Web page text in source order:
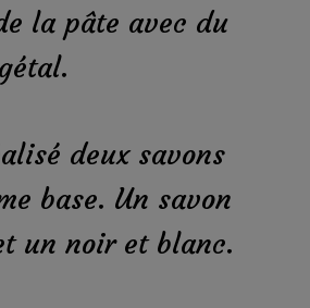
la pâte avec du
deux savons
base. Un savon
un noir et blanc.